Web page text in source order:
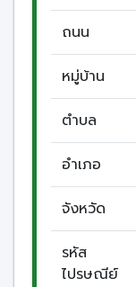
ถนน
หมู่บ้าน
ตำบล
อำเภอ
จังหวัด
รหัส
ไปรษณีย์